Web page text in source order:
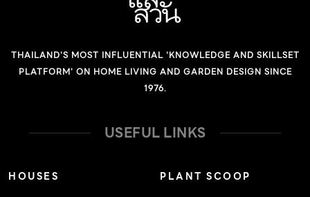
เพื่อเล่นเซิร์ฟ ช่วงหลังก็จะเล่นพวกกีฬาที่มันเซฟมากขึ้น […]
THAILAND'S MOST INFLUENTIAL 'KNOWLEDGE AND SKILLSET
PLATFORM' ON HOME LIVING AND GARDEN DESIGN SINCE
1976.
USEFUL LINKS
HOUSES
PLANT SCOOP